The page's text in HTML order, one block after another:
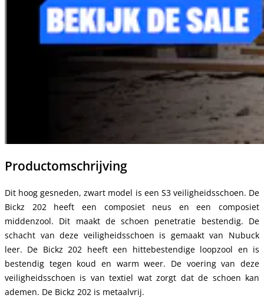
Productomschrijving
Dit hoog gesneden, zwart model is een S3 veiligheidsschoen. De
Bickz 202 heeft een composiet neus en een composiet
middenzool. Dit maakt de schoen penetratie bestendig. De
schacht van deze veiligheidsschoen is gemaakt van Nubuck
leer. De Bickz 202 heeft een hittebestendige loopzool en is
bestendig tegen koud en warm weer. De voering van deze
veiligheidsschoen is van textiel wat zorgt dat de schoen kan
ademen. De Bickz 202 is metaalvrij.